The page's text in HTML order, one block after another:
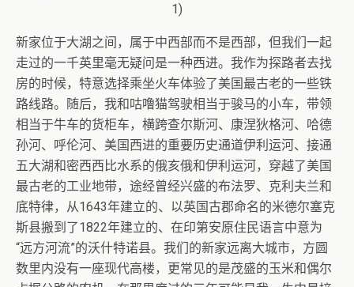
1)
新家位于大湖之间，属于中西部而不是西部，但我们一起
走过的一千英里毫无疑问是一种西进。我作为探路者去找
房的时候，特意选择乘坐火车体验了美国最古老的一些铁
路线路。随后，我和咕噜猫驾驶相当于骏马的小车，带领
相当于牛车的货柜车，横跨查尔斯河、康涅狄格河、哈德
孙河、呼伦河、美国西进的重要历史通道伊利运河、接通
五大湖和密西西比水系的俄亥俄和伊利运河，穿越了美国
最古老的工业地带，途经曾经兴盛的布法罗、克利夫兰和
底特律，从1643年建立的、以英国古郡命名的米德尔塞克
斯县搬到了1822年建立的、在印第安原住民语言中意为
“远方河流”的沃什特诺县。我们的新家远离大城市，方圆
数里内没有一座现代高楼，更常见的是茂盛的玉米和偶尔